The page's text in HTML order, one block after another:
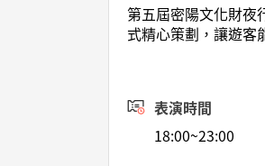
第五屆密陽文化財夜
式精心策劃，讓遊客
表演時間
18:00~23:00